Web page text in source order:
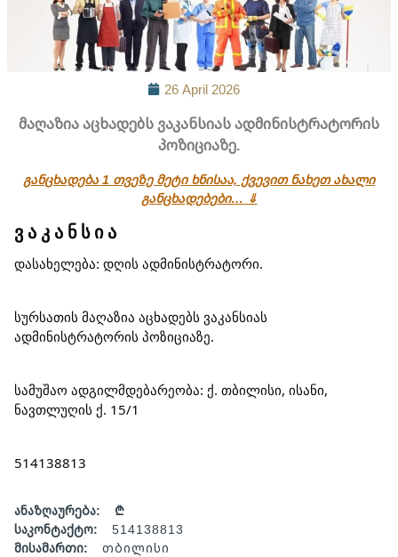
26 April 2026
მაღაზია აცხადებს ვაკანსიას ადმინისტრატორის
პოზიციაზე.
განცხადება 1 თვეზე მეტი ხნისაა, ქვევით ნახეთ ახალი
განცხადებები… ⇓
ვ ა კ ა ნ ს ი ა
დასახელება: დღის ადმინისტრატორი.
სურსათის მაღაზია აცხადებს ვაკანსიას
ადმინისტრატორის პოზიციაზე.
სამუშაო ადგილმდებარეობა: ქ. თბილისი, ისანი,
ნავთლუღის ქ. 15/1
514138813
ანაზღაურება:
₾
საკონტაქტო:
514138813
მისამართი:
თბილისი